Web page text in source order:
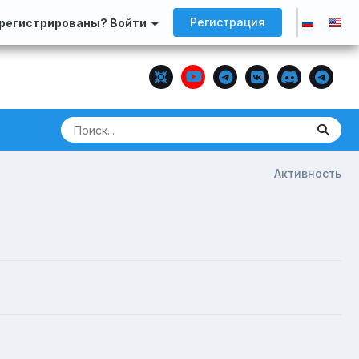
Войти Регистрация
Активность